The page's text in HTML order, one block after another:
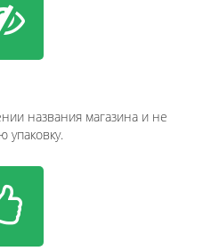
названия магазина и не
упаковку.